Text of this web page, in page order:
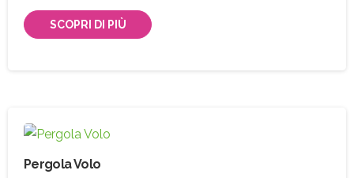
SCOPRI DI PIÙ
Pergola Volo